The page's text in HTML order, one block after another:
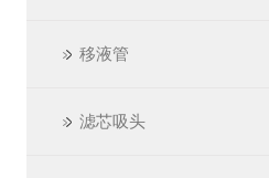
移液管
滤芯吸头